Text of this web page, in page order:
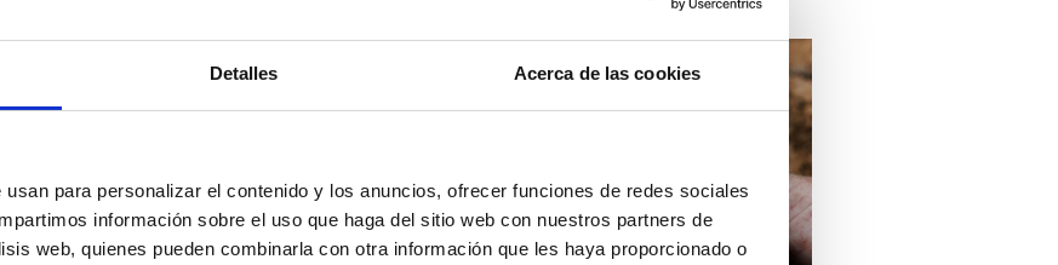
Detalles Acerca de las cookies
para personalizar el contenido y los anuncios, ofrecer funciones de redes sociales
información sobre el uso que haga del sitio web con nuestros partners de
web, quienes pueden combinarla con otra información que les haya proporcionado o